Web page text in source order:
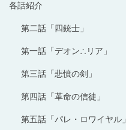
各話紹介
第二話「四銃士」
第一話「デオン∴リア」
第三話「悲憤の剣」
第四話「革命の信徒」
第五話「パレ・ロワイヤル」